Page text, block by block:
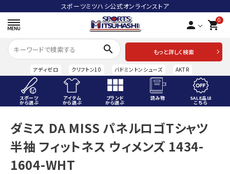
スポーツミツハシ公式オンラインストア
person 0
shopping_cart
search
もっと詳しく検索
アディゼロ クリフトン10 バドミントンシューズ AKTR
スポーツ
から選ぶ
アイテム
から選ぶ
ブランド
から選ぶ
読み物 SALE品は
こちら
ACCOUNT MENU
ようこそ ゲスト 様
meeting_room ログイン
ダミス DA MISS パネルロゴTシャツ
半袖 フィットネス ウィメンズ 1434-
1604-WHT